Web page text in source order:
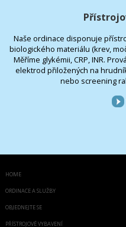
Naše ordinace disponuje
biologického materiálu (krev,
Měříme glykémii, CRP, INR.
elektrod přiložených na
nebo screening
HOME
ORDINACE A SLUŽBY
OBJEDNEJTE SE
PŘÍSTROJOVÉ VYBAVENÍ